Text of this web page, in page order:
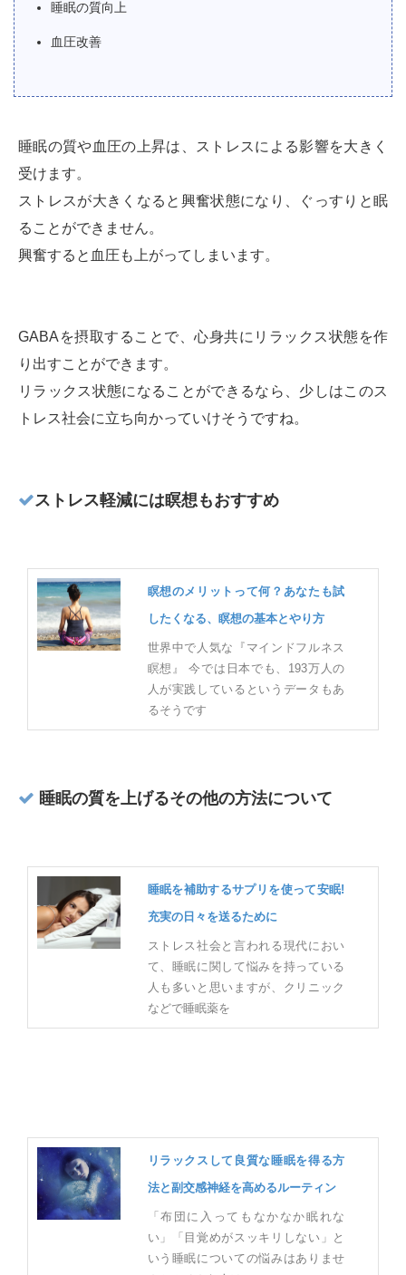
睡眠の質向上
血圧改善
睡眠の質や血圧の上昇は、ストレスによる影響を大きく
受けます。
ストレスが大きくなると興奮状態になり、ぐっすりと眠
ることができません。
興奮すると血圧も上がってしまいます。
GABAを摂取することで、心身共にリラックス状態を作
り出すことができます。
リラックス状態になることができるなら、少しはこのス
トレス社会に立ち向かっていけそうですね。
ストレス軽減には瞑想もおすすめ
瞑想のメリットって何？あなたも試
したくなる、瞑想の基本とやり方
世界中で人気な『マインドフルネス
瞑想』 今では日本でも、193万人の
人が実践しているというデータもあ
るそうです
睡眠の質を上げるその他の方法について
睡眠を補助するサプリを使って安眠!
充実の日々を送るために
ストレス社会と言われる現代におい
て、睡眠に関して悩みを持っている
人も多いと思いますが、クリニック
などで睡眠薬を
リラックスして良質な睡眠を得る方
法と副交感神経を高めるルーティン
「布団に入ってもなかなか眠れな
い」「目覚めがスッキリしない」と
いう睡眠についての悩みはありませ